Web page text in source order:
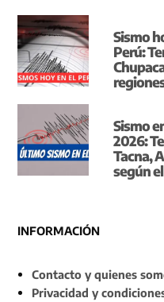
Sismo
Perú:
Sismo
2026:
Tacna,
según
INFORMACIÓN
Contacto y quienes
Privacidad y